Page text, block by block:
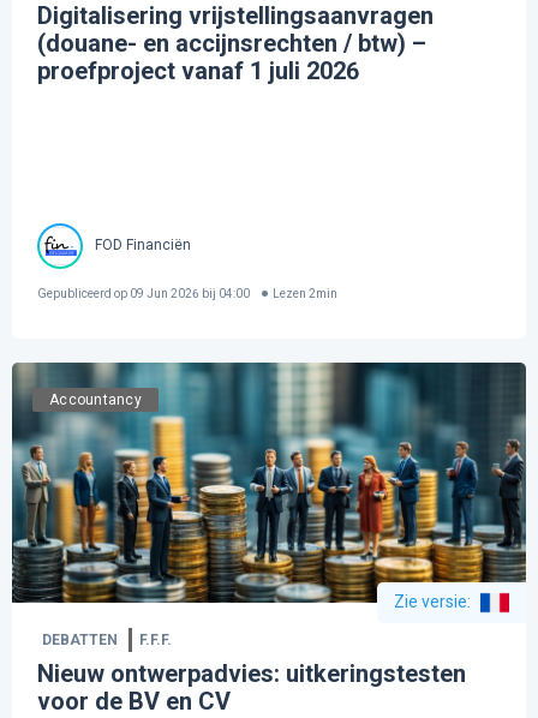
Digitalisering vrijstellingsaanvragen
(douane- en accijnsrechten / btw) –
proefproject vanaf 1 juli 2026
FOD Financiën
Gepubliceerd op 09 Jun 2026 bij 04:00 Lezen 2min
Accountancy
Zie versie:
DEBATTEN F.F.F.
Nieuw ontwerpadvies: uitkeringstesten
voor de BV en CV